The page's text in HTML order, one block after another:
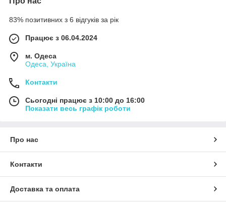
83% позитивних з 6 відгуків за рік
Працює з 06.04.2024
м. Одеса
Одеса, Україна
Контакти
Сьогодні працює з 10:00 до 16:00
Показати весь графік роботи
Про нас
Контакти
Доставка та оплата